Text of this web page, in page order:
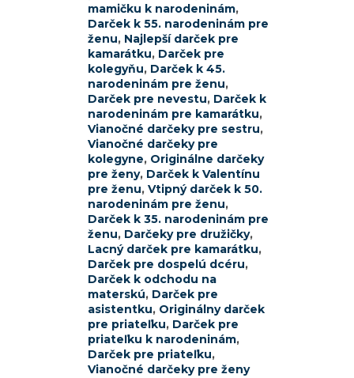
mamičku k narodeninám,
Darček k 55. narodeninám pre
ženu, Najlepší darček pre
kamarátku, Darček pre
kolegyňu, Darček k 45.
narodeninám pre ženu,
Darček pre nevestu, Darček k
narodeninám pre kamarátku,
Vianočné darčeky pre sestru,
Vianočné darčeky pre
kolegyne, Originálne darčeky
pre ženy, Darček k Valentínu
pre ženu, Vtipný darček k 50.
narodeninám pre ženu,
Darček k 35. narodeninám pre
ženu, Darčeky pre družičky,
Lacný darček pre kamarátku,
Darček pre dospelú dcéru,
Darček k odchodu na
materskú, Darček pre
asistentku, Originálny darček
pre priateľku, Darček pre
priateľku k narodeninám,
Darček pre priateľku,
Vianočné darčeky pre ženy